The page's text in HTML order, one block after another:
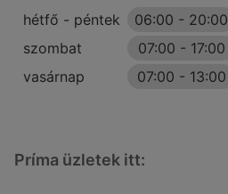
hétfő - péntek
06:00 - 20:00
szombat
07:00 - 17:00
vasárnap
07:00 - 13:00
Príma üzletek itt: